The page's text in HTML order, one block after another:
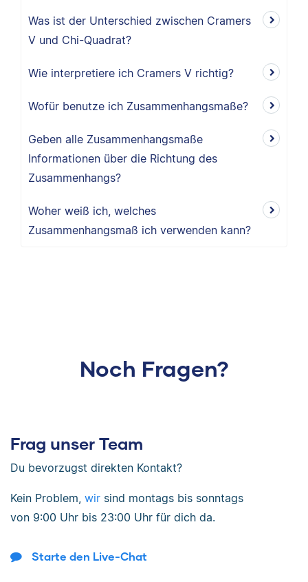
Was ist der Unterschied zwischen Cramers
V und Chi-Quadrat?
Wie interpretiere ich Cramers V richtig?
Wofür benutze ich Zusammenhangsmaße?
Geben alle Zusammenhangsmaße
Informationen über die Richtung des
Zusammenhangs?
Woher weiß ich, welches
Zusammenhangsmaß ich verwenden kann?
Noch Fragen?
Frag unser Team
Du bevorzugst direkten Kontakt?
Kein Problem, wir sind montags bis sonntags
von 9:00 Uhr bis 23:00 Uhr für dich da.
Starte den Live-Chat